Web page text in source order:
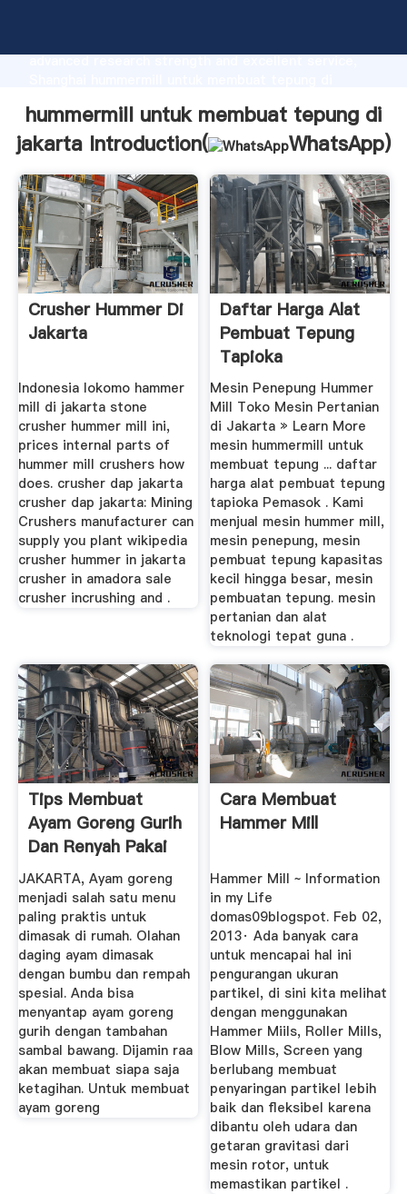
advanced research strength and excellent service,
all of customers.
hummermill untuk membuat tepung di
jakarta Introduction(
WhatsApp)
Crusher Hummer Di
Jakarta
Indonesia lokomo hammer
mill di jakarta stone
crusher hummer mill ini,
prices internal parts of
hummer mill crushers how
does. crusher dap jakarta
crusher dap jakarta: Mining
Crushers manufacturer can
supply you plant wikipedia
crusher hummer in jakarta
crusher in amadora sale
crusher incrushing and .
Daftar Harga Alat
Pembuat Tepung
Tapioka
Mesin Penepung Hummer
Mill Toko Mesin Pertanian
di Jakarta » Learn More
mesin hummermill untuk
membuat tepung ... daftar
harga alat pembuat tepung
tapioka Pemasok . Kami
menjual mesin hummer mill,
mesin penepung, mesin
pembuat tepung kapasitas
kecil hingga besar, mesin
pembuatan tepung. mesin
pertanian dan alat
teknologi tepat guna .
Tips Membuat
Ayam Goreng Gurih
Dan Renyah Pakai
Resep ...
JAKARTA, Ayam goreng
menjadi salah satu menu
paling praktis untuk
dimasak di rumah. Olahan
daging ayam dimasak
dengan bumbu dan rempah
spesial. Anda bisa
menyantap ayam goreng
gurih dengan tambahan
sambal bawang. Dijamin raa
akan membuat siapa saja
ketagihan. Untuk membuat
ayam goreng
Cara Membuat
Hammer Mill
Hammer Mill ~ Information
in my Life
domas09blogspot. Feb 02,
2013· Ada banyak cara
untuk mencapai hal ini
pengurangan ukuran
partikel, di sini kita melihat
dengan menggunakan
Hammer Miils, Roller Mills,
Blow Mills, Screen yang
berlubang membuat
penyaringan partikel lebih
baik dan fleksibel karena
dibantu oleh udara dan
getaran gravitasi dari
mesin rotor, untuk
memastikan partikel .